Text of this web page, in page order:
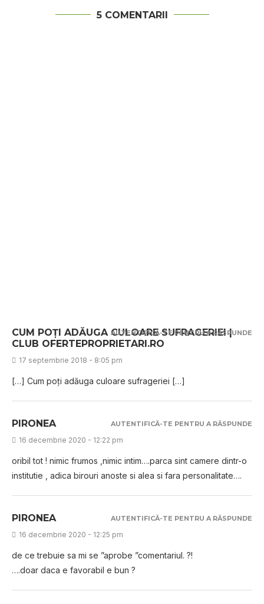
5 COMENTARII
CUM POȚI ADĂUGA CULOARE SUFRAGERIEI |
CLUB OFERTEPROPRIETARI.RO
17 septembrie 2018 - 8:05 pm
[…] Cum poți adăuga culoare sufrageriei […]
AUTENTIFICĂ-TE PENTRU A RĂSPUNDE
PIRONEA
16 decembrie 2020 - 12:22 pm
oribil tot ! nimic frumos ,nimic intim….parca sint camere dintr-o
institutie , adica birouri anoste si alea si fara personalitate….
AUTENTIFICĂ-TE PENTRU A RĂSPUNDE
PIRONEA
16 decembrie 2020 - 12:25 pm
de ce trebuie sa mi se ”aprobe ”comentariul. ?!
….doar daca e favorabil e bun ?
AUTENTIFICĂ-TE PENTRU A RĂSPUNDE